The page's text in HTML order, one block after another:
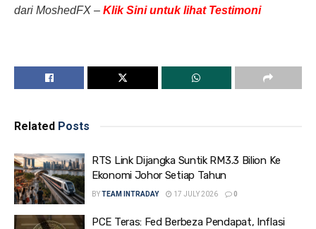
dari MoshedFX – Klik Sini untuk lihat Testimoni
Related Posts
RTS Link Dijangka Suntik RM3.3 Bilion Ke
Ekonomi Johor Setiap Tahun
BY TEAM INTRADAY 17 JULY 2026 0
PCE Teras: Fed Berbeza Pendapat, Inflasi